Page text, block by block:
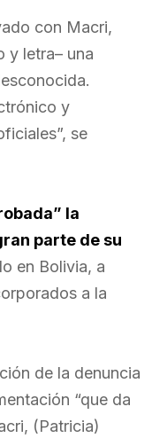
con Macri,
y letra– una
y
se
la
parte de su
en Bolivia, a
a la
de la denuncia
“que da
(Patricia)